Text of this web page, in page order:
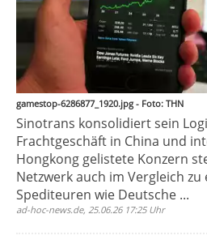
gamestop-6286877_1920.jpg - Foto: THN
Sinotrans konsolidiert sein
Frachtgeschäft in China und
Hongkong gelistete Konzern
Netzwerk auch im Vergleich
Spediteuren wie Deutsche ...
ad-hoc-news.de, 25.06.26 17:25 Uhr